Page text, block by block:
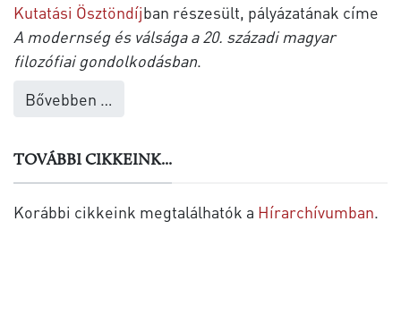
Kutatási Ösztöndíjban részesült, pályázatának címe
A modernség és válsága a 20. századi magyar
filozófiai gondolkodásban.
Bővebben …
TOVÁBBI CIKKEINK...
Korábbi cikkeink megtalálhatók a Hírarchívumban.